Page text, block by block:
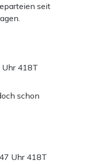
seit
Uhr 418T
schon
Uhr 418T